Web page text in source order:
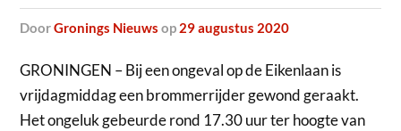
doorGronings Nieuws op 29 augustus 2020
GRONINGEN – Bij een ongeval op de Eikenlaan is
vrijdagmiddag een brommerrijder gewond geraakt.
Het ongeluk gebeurde rond 17.30 uur ter hoogte van